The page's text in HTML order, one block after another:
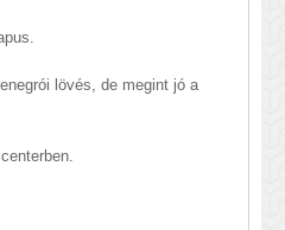
lövés, de megint jó a